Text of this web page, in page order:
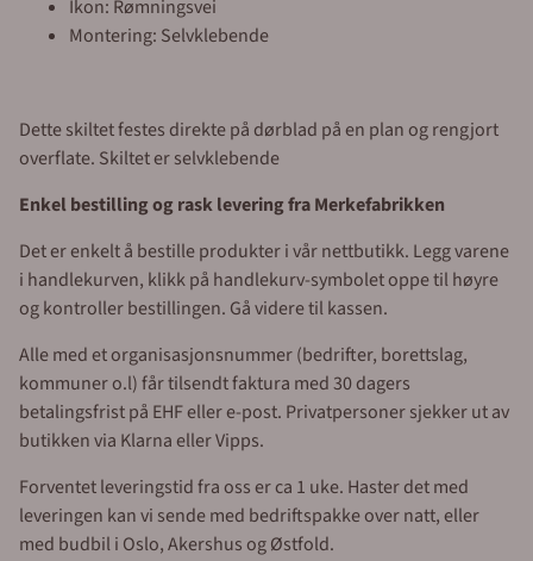
Ikon: Rømningsvei
Montering: Selvklebende
Dette skiltet festes direkte på dørblad på en plan og rengjort
overflate. Skiltet er selvklebende
Enkel bestilling og rask levering fra Merkefabrikken
Det er enkelt å bestille produkter i vår nettbutikk. Legg varene
i handlekurven, klikk på handlekurv-symbolet oppe til høyre
og kontroller bestillingen. Gå videre til kassen.
Alle med et organisasjonsnummer (bedrifter, borettslag,
kommuner o.l) får tilsendt faktura med 30 dagers
betalingsfrist på EHF eller e-post. Privatpersoner sjekker ut av
butikken via Klarna eller Vipps.
Forventet leveringstid fra oss er ca 1 uke. Haster det med
leveringen kan vi sende med bedriftspakke over natt, eller
med budbil i Oslo, Akershus og Østfold.